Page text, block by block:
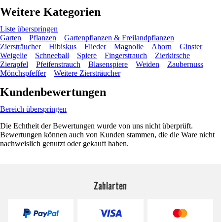
Weitere Kategorien
Liste überspringen
Garten
Pflanzen
Gartenpflanzen & Freilandpflanzen
Ziersträucher
Hibiskus Flieder Magnolie Ahorn
Ginster
Weigelie
Schneeball Spiere Fingerstrauch
Zierkirsche
Zierapfel
Pfeifenstrauch Blasenspiere Weiden
Zaubernuss
Mönchspfeffer
Weitere Ziersträucher
Kundenbewertungen
Bereich überspringen
Die Echtheit der Bewertungen wurde von uns nicht überprüft.
Bewertungen können auch von Kunden stammen, die die Ware nicht
nachweislich genutzt oder gekauft haben.
Zahlarten